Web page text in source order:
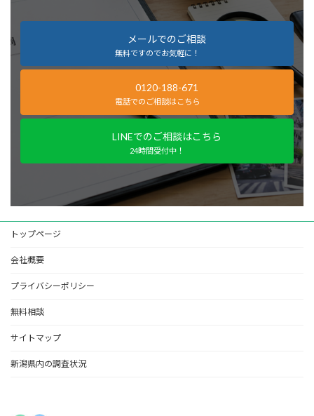
メールでのご相談
無料ですのでお気軽に！
0120-188-671
電話でのご相談はこちら
LINEでのご相談はこちら
24時間受付中！
トップページ
会社概要
プライバシーポリシー
無料相談
サイトマップ
新潟県内の調査状況